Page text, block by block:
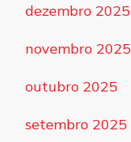
dezembro 2025
novembro 2025
outubro 2025
setembro 2025